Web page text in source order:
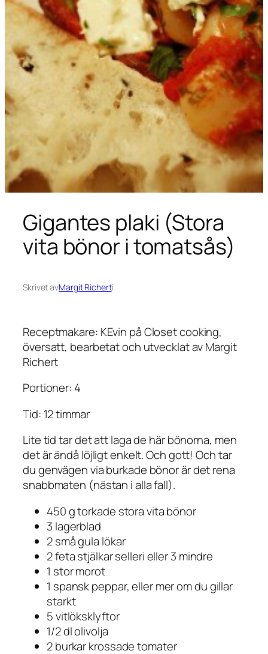
Gigantes plaki (Stora
vita bönor i tomatsås)
Skrivet avMargit Richerti
Receptmakare: KEvin på Closet cooking,
översatt, bearbetat och utvecklat av Margit
Richert
Portioner: 4
Tid: 12 timmar
Lite tid tar det att laga de här bönorna, men
det är ändå löjligt enkelt. Och gott! Och tar
du genvägen via burkade bönor är det rena
snabbmaten (nästan i alla fall).
450 g torkade stora vita bönor
3 lagerblad
2 små gula lökar
2 feta stjälkar selleri eller 3 mindre
1 stor morot
1 spansk peppar, eller mer om du gillar
starkt
5 vitlöksklyftor
1/2 dl olivolja
2 burkar krossade tomater